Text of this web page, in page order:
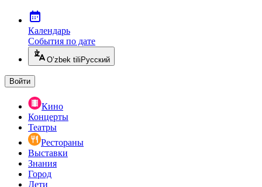
Календарь
События по дате
O’zbek tili Русский
Войти
Кино
Концерты
Театры
Рестораны
Выставки
Знания
Город
Дети